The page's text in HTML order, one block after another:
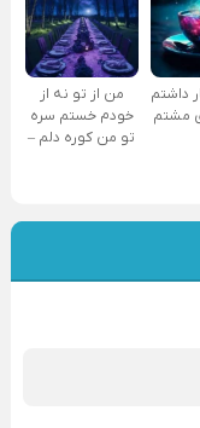
داشتم
مشتم
من از تو نه از
خودم خستم سره
تو من کوره دلم –